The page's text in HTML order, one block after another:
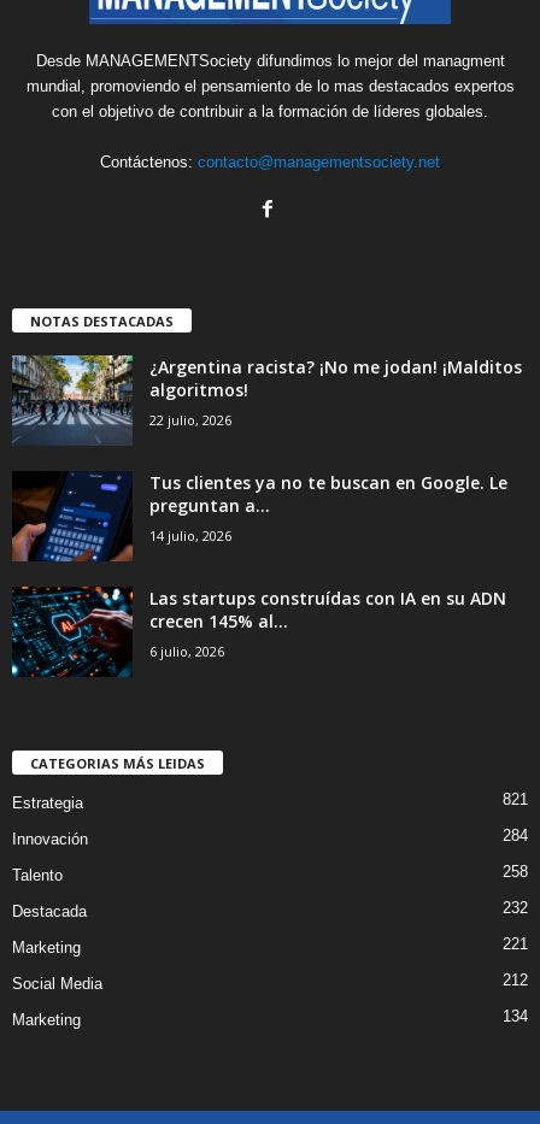
Desde MANAGEMENTSociety difundimos lo mejor del managment
mundial, promoviendo el pensamiento de lo mas destacados expertos
con el objetivo de contribuir a la formación de líderes globales.
Contáctenos: contacto@managementsociety.net
NOTAS DESTACADAS
¿Argentina racista? ¡No me jodan! ¡Malditos
algoritmos!
22 julio, 2026
Tus clientes ya no te buscan en Google. Le
preguntan a...
14 julio, 2026
Las startups construídas con IA en su ADN
crecen 145% al...
6 julio, 2026
CATEGORIAS MÁS LEIDAS
Estrategia 821
Innovación 284
Talento 258
Destacada 232
Marketing 221
Social Media 212
Marketing 134